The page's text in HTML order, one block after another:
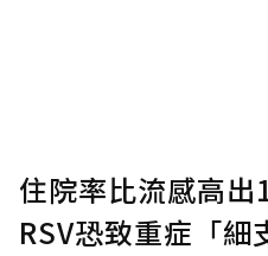
住院率比流感高
RSV恐致重症「細